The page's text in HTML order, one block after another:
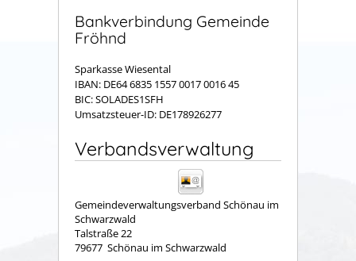
Bankverbindung Gemeinde
Fröhnd
Sparkasse Wiesental
IBAN: DE64 6835 1557 0017 0016 45
BIC: SOLADES1SFH
Umsatzsteuer-ID: DE178926277
Verbandsverwaltung
Gemeindeverwaltungsverband Schönau im
Schwarzwald
Talstraße 22
79677 Schönau im Schwarzwald